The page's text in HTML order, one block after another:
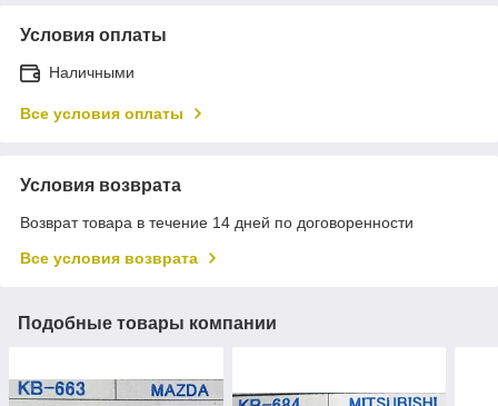
Условия оплаты
Наличными
Все условия оплаты
Условия возврата
Возврат товара в течение 14 дней по договоренности
Все условия возврата
Подобные товары компании